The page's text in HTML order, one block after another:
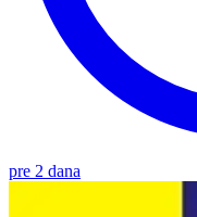
pre 2 dana